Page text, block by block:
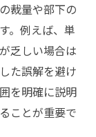
的注意点
表現を見極
イントとは
裁量や部下の
。例えば、単
乏しい場合は
た誤解を避け
を明確に説明
ことが重要で